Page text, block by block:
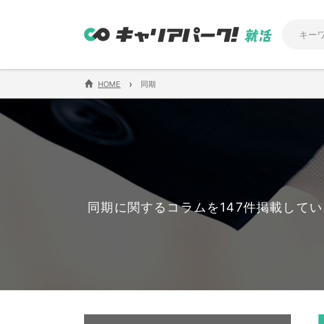
HOME › 同期
同期に関するコラムを147件掲載して